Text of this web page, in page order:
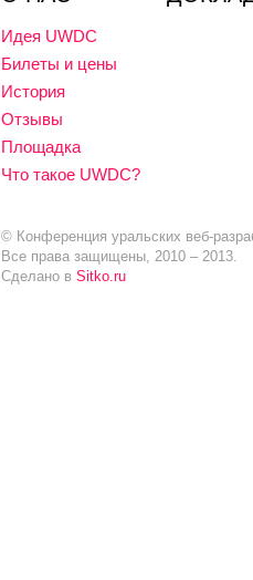
Идея UWDC
Билеты и цены
История
Отзывы
Площадка
Что такое UWDC?
© Конференция уральских веб-
Все права защищены, 2010 – 2013.
Сделано в Sitko.ru